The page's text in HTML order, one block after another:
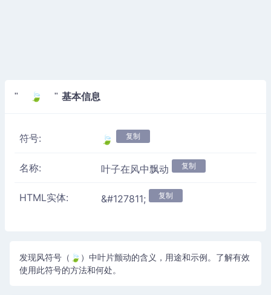
" 🍃 " 基本信息
符号: 🍃 复制
名称: 叶子在风中飘动 复制
HTML实体: &#127811; 复制
发现风符号（🍃）中叶片颤动的含义，用途和示例。了解有效
使用此符号的方法和何处。